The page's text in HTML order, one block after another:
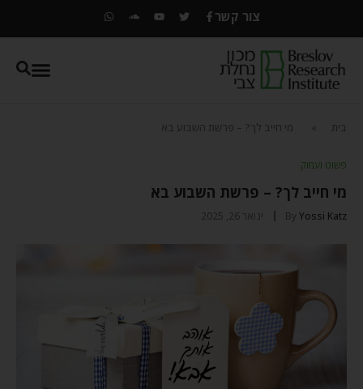
צור קשר
בית מי חייב לך? – פרשת השבוע בא
פשוט ועמוק
מי חייב לך? – פרשת השבוע בא
By Yossi Katz ינואר 26, 2025